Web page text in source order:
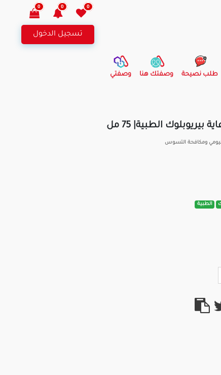
0
0
0
تسجيل الدخول
طلب نصيحة وصفتك هنا وصفتي
الطبية| 75 مل
ومكافحة التسوس
الطبية